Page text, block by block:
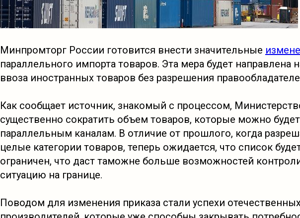
Минпромторг России готовится внести значительные
параллельного импорта товаров. Эта мера будет направлена
ввоза иностранных товаров без разрешения
Как сообщает источник, знакомый с процессом,
существенно сократить объем товаров, которые можно
параллельным каналам. В отличие от прошлого, когда
целые категории товаров, теперь ожидается, что список
ограничен, что даст таможне больше возможностей
ситуацию на границе.
Поводом для изменения приказа стали успехи